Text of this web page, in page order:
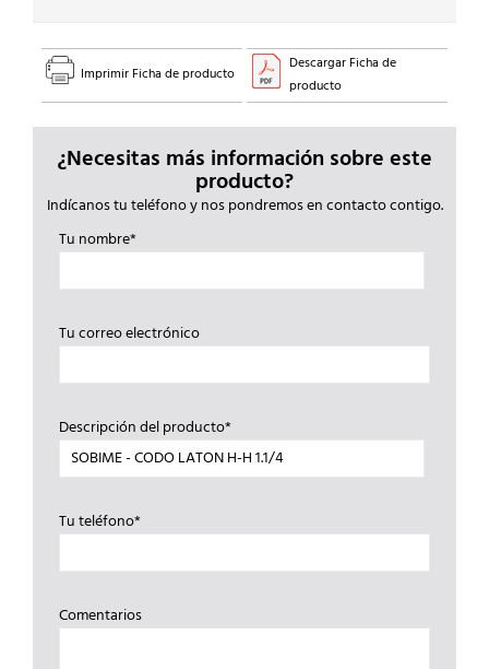
Imprimir Ficha de producto
Descargar Ficha de
producto
¿Necesitas más información sobre este
producto?
Indícanos tu teléfono y nos pondremos en contacto contigo.
Tu nombre*
Tu correo electrónico
Descripción del producto*
Tu teléfono*
Comentarios